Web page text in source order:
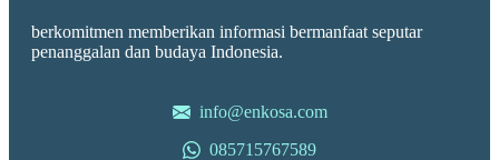
berkomitmen memberikan informasi bermanfaat seputar
penanggalan dan budaya Indonesia.
info@enkosa.com
085715767589